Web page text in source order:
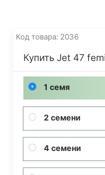
Код товара: 2036
Купить Jet 47
1 семя
2 семени
4 семени